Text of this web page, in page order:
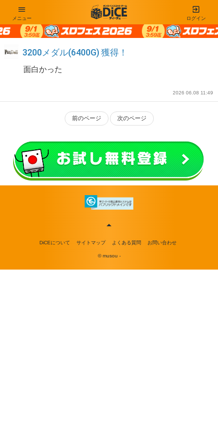
ログイン
メニュー
3200メダル(6400G) 獲得！
面白かった
2026 06.08 11:49
前のページ 次のページ
DiCEについて サイトマップ よくある質問 お問い合わせ
© musou -